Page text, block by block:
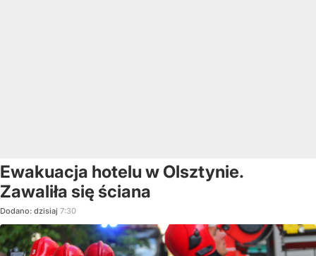
Ewakuacja hotelu w Olsztynie.
Zawaliła się ściana
Dodano: dzisiaj 7:30